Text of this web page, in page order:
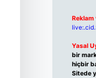
Reklam
Yasal
bir
hiçbir
Sitede